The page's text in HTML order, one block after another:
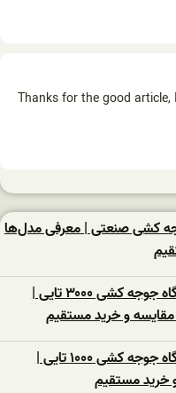
Thanks for the good
کشی صنعتی | معرفی مدل‌ها
قیمت دستگاه جوجه کشی ۳۰۰۰ تایی |
و خرید مستقیم
قیمت دستگاه جوجه کشی ۱۰۰۰ تایی |
مستقیم